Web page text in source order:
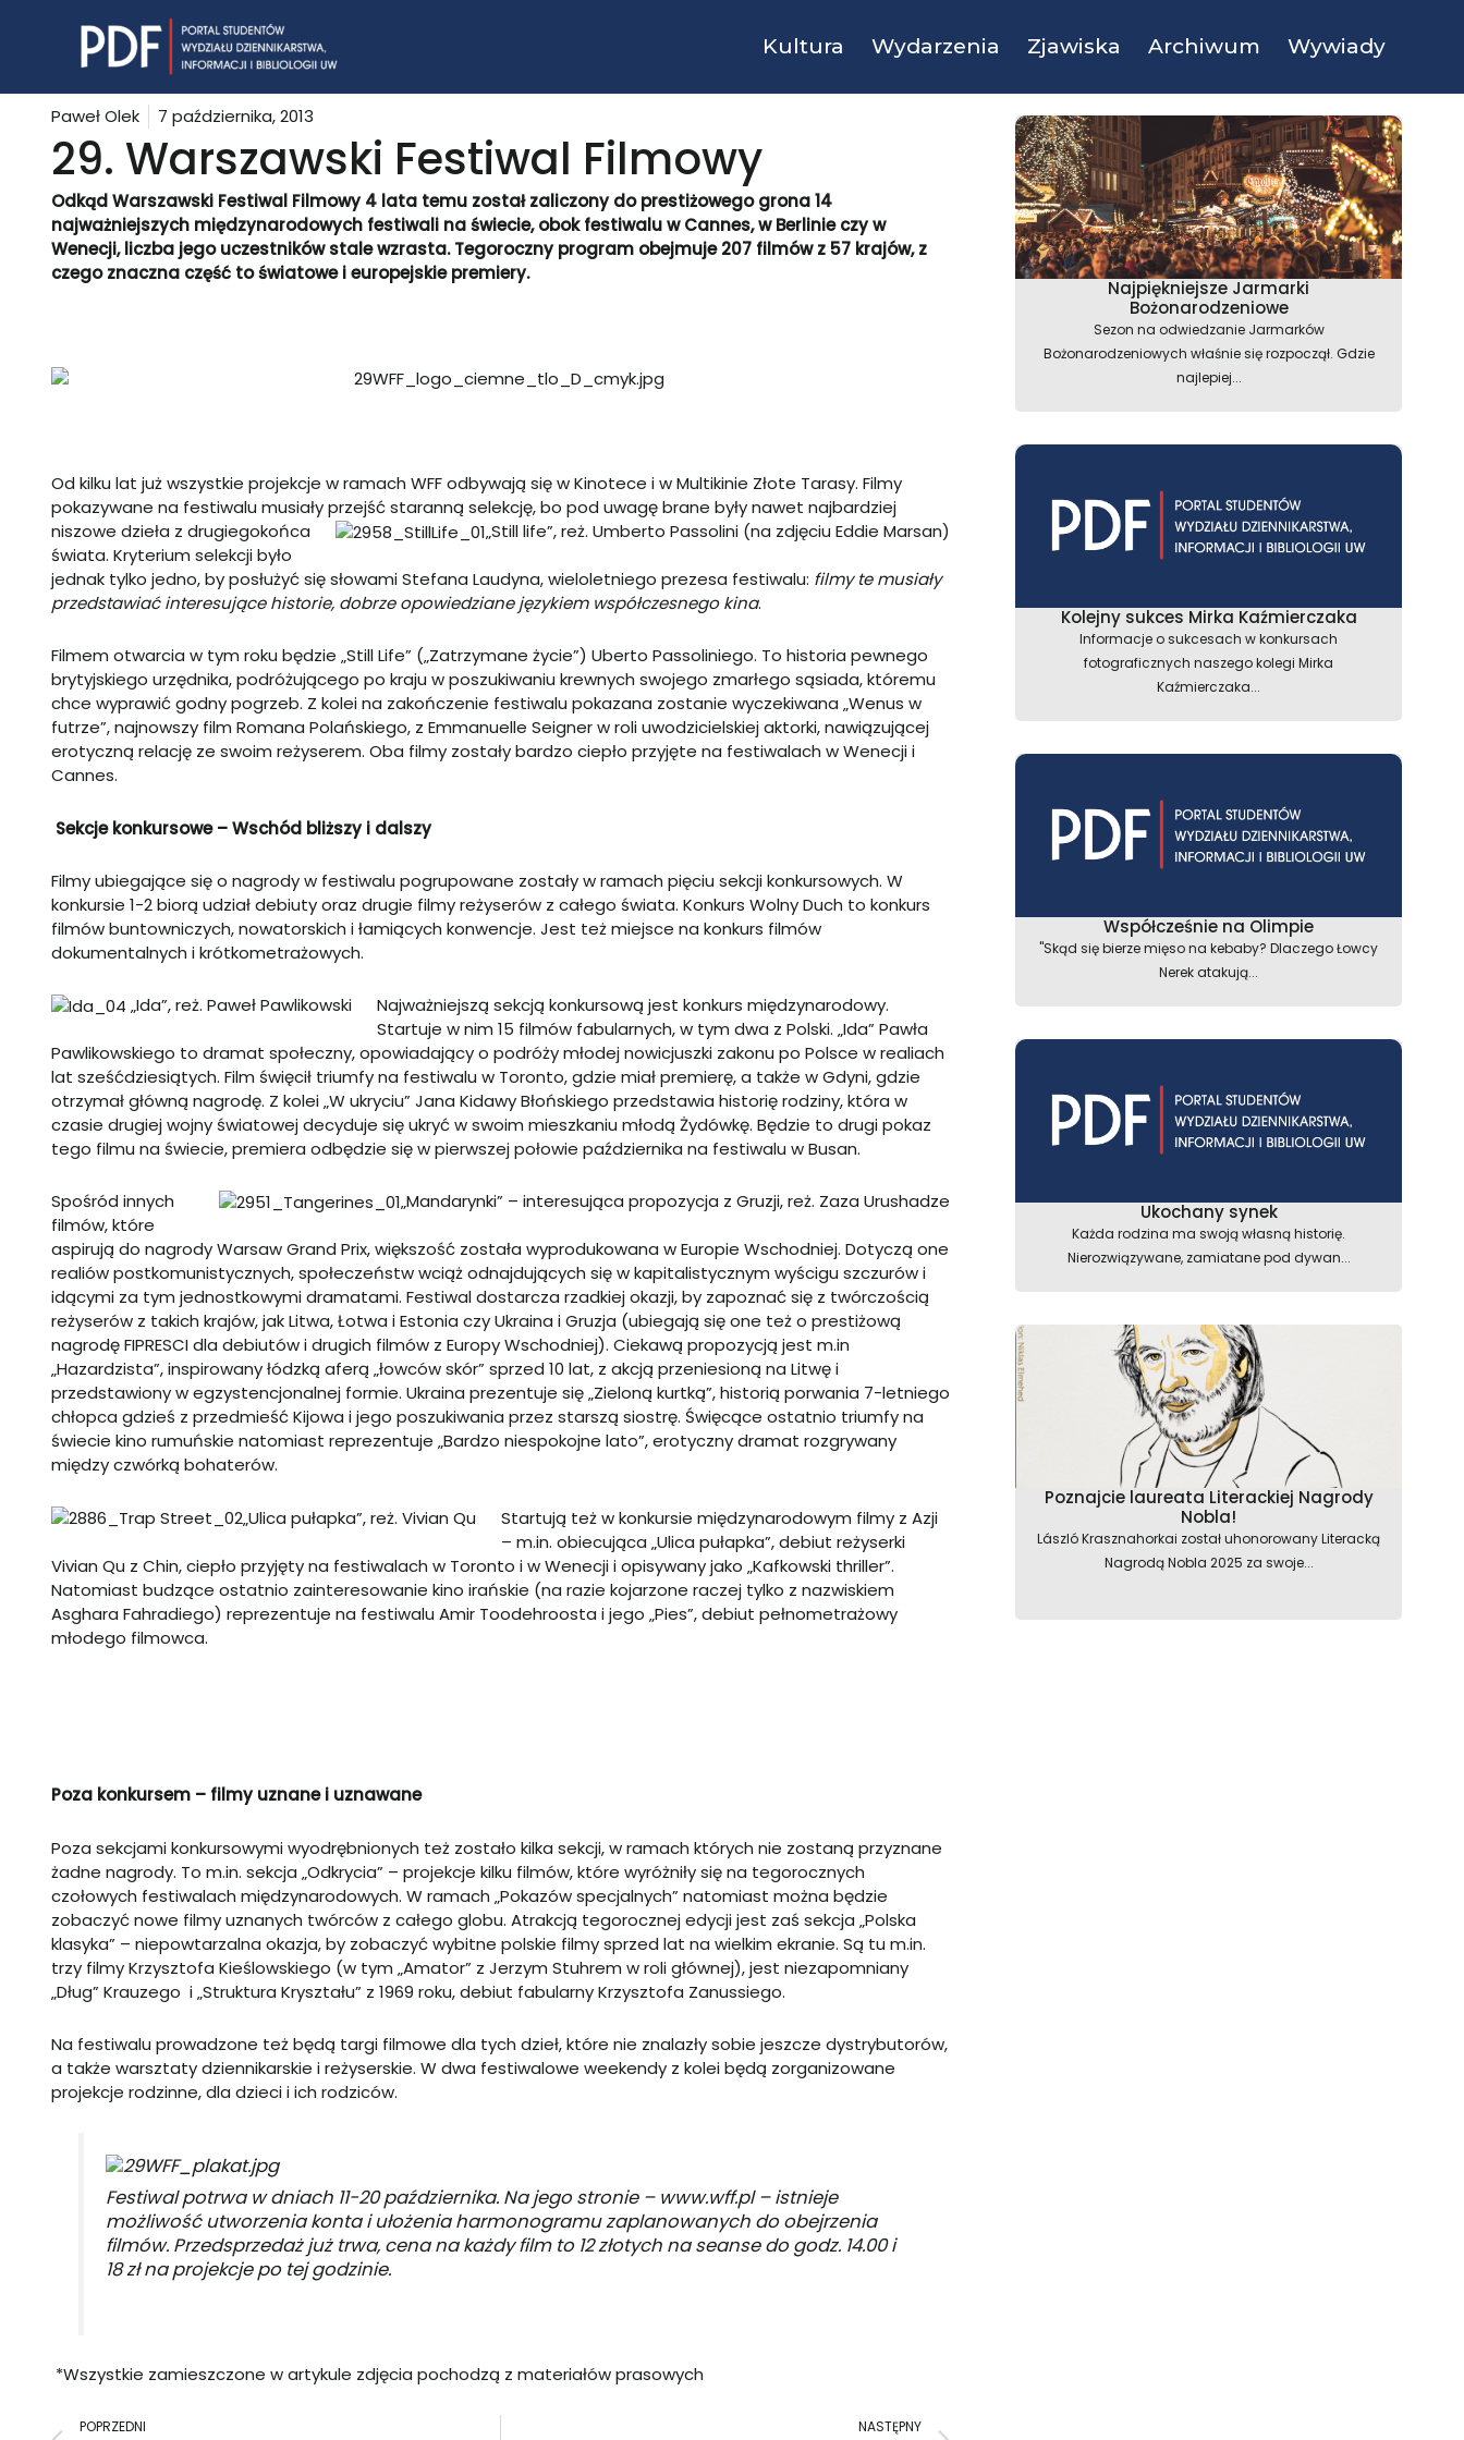
Kultura Wydarzenia Zjawiska Archiwum Wywiady
Paweł Olek 7 października, 2013
29. Warszawski Festiwal Filmowy
Odkąd Warszawski Festiwal Filmowy 4 lata temu został zaliczony do prestiżowego grona 14
najważniejszych międzynarodowych festiwali na świecie, obok festiwalu w Cannes, w Berlinie czy w
Wenecji, liczba jego uczestników stale wzrasta. Tegoroczny program obejmuje 207 filmów z 57 krajów, z
czego znaczna część to światowe i europejskie premiery.
Od kilku lat już wszystkie projekcje w ramach WFF odbywają się w Kinotece i w Multikinie Złote Tarasy. Filmy
pokazywane na festiwalu musiały przejść staranną selekcję, bo pod uwagę brane były nawet najbardziej
niszowe dzieła z
„Still life”, reż. Umberto Passolini (na zdjęciu Eddie Marsan)
drugiegokońca
świata. Kryterium selekcji było
jednak tylko jedno, by posłużyć się słowami Stefana Laudyna, wieloletniego prezesa festiwalu: filmy te musiały
przedstawiać interesujące historie, dobrze opowiedziane językiem współczesnego kina.
Filmem otwarcia w tym roku będzie „Still Life” („Zatrzymane życie”) Uberto Passoliniego. To historia pewnego
brytyjskiego urzędnika, podróżującego po kraju w poszukiwaniu krewnych swojego zmarłego sąsiada, któremu
chce wyprawić godny pogrzeb. Z kolei na zakończenie festiwalu pokazana zostanie wyczekiwana „Wenus w
futrze”, najnowszy film Romana Polańskiego, z Emmanuelle Seigner w roli uwodzicielskiej aktorki, nawiązującej
erotyczną relację ze swoim reżyserem. Oba filmy zostały bardzo ciepło przyjęte na festiwalach w Wenecji i
Cannes.
Sekcje konkursowe – Wschód bliższy i dalszy
Filmy ubiegające się o nagrody w festiwalu pogrupowane zostały w ramach pięciu sekcji konkursowych. W
konkursie 1-2 biorą udział debiuty oraz drugie filmy reżyserów z całego świata. Konkurs Wolny Duch to konkurs
filmów buntowniczych, nowatorskich i łamiących konwencje. Jest też miejsce na konkurs filmów
dokumentalnych i krótkometrażowych.
„Ida”, reż. Paweł Pawlikowski
Najważniejszą sekcją konkursową jest konkurs międzynarodowy.
Startuje w nim 15 filmów fabularnych, w tym dwa z Polski. „Ida” Pawła
Pawlikowskiego to dramat społeczny, opowiadający o podróży młodej nowicjuszki zakonu po Polsce w realiach
lat sześćdziesiątych. Film święcił triumfy na festiwalu w Toronto, gdzie miał premierę, a także w Gdyni, gdzie
otrzymał główną nagrodę. Z kolei „W ukryciu” Jana Kidawy Błońskiego przedstawia historię rodziny, która w
czasie drugiej wojny światowej decyduje się ukryć w swoim mieszkaniu młodą Żydówkę. Będzie to drugi pokaz
tego filmu na świecie, premiera odbędzie się w pierwszej połowie października na festiwalu w Busan.
„Mandarynki” – interesująca propozycja z Gruzji, reż. Zaza Urushadze
Spośród innych
filmów, które
aspirują do nagrody Warsaw Grand Prix, większość została wyprodukowana w Europie Wschodniej. Dotyczą one
realiów postkomunistycznych, społeczeństw wciąż odnajdujących się w kapitalistycznym wyścigu szczurów i
idącymi za tym jednostkowymi dramatami. Festiwal dostarcza rzadkiej okazji, by zapoznać się z twórczością
reżyserów z takich krajów, jak Litwa, Łotwa i Estonia czy Ukraina i Gruzja (ubiegają się one też o prestiżową
nagrodę FIPRESCI dla debiutów i drugich filmów z Europy Wschodniej). Ciekawą propozycją jest m.in
„Hazardzista”, inspirowany łódzką aferą „łowców skór” sprzed 10 lat, z akcją przeniesioną na Litwę i
przedstawiony w egzystencjonalnej formie. Ukraina prezentuje się „Zieloną kurtką”, historią porwania 7-letniego
chłopca gdzieś z przedmieść Kijowa i jego poszukiwania przez starszą siostrę. Święcące ostatnio triumfy na
świecie kino rumuńskie natomiast reprezentuje „Bardzo niespokojne lato”, erotyczny dramat rozgrywany
między czwórką bohaterów.
„Ulica pułapka”, reż. Vivian Qu
Startują też w konkursie międzynarodowym filmy z Azji
– m.in. obiecująca „Ulica pułapka”, debiut reżyserki
Vivian Qu z Chin, ciepło przyjęty na festiwalach w Toronto i w Wenecji i opisywany jako „Kafkowski thriller”.
Natomiast budzące ostatnio zainteresowanie kino irańskie (na razie kojarzone raczej tylko z nazwiskiem
Asghara Fahradiego) reprezentuje na festiwalu Amir Toodehroosta i jego „Pies”, debiut pełnometrażowy
młodego filmowca.
Poza konkursem – filmy uznane i uznawane
Poza sekcjami konkursowymi wyodrębnionych też zostało kilka sekcji, w ramach których nie zostaną przyznane
żadne nagrody. To m.in. sekcja „Odkrycia” – projekcje kilku filmów, które wyróżniły się na tegorocznych
czołowych festiwalach międzynarodowych. W ramach „Pokazów specjalnych” natomiast można będzie
zobaczyć nowe filmy uznanych twórców z całego globu. Atrakcją tegorocznej edycji jest zaś sekcja „Polska
klasyka” – niepowtarzalna okazja, by zobaczyć wybitne polskie filmy sprzed lat na wielkim ekranie. Są tu m.in.
trzy filmy Krzysztofa Kieślowskiego (w tym „Amator” z Jerzym Stuhrem w roli głównej), jest niezapomniany
„Dług” Krauzego i „Struktura Kryształu” z 1969 roku, debiut fabularny Krzysztofa Zanussiego.
Na festiwalu prowadzone też będą targi filmowe dla tych dzieł, które nie znalazły sobie jeszcze dystrybutorów,
a także warsztaty dziennikarskie i reżyserskie. W dwa festiwalowe weekendy z kolei będą zorganizowane
projekcje rodzinne, dla dzieci i ich rodziców.
Festiwal potrwa w dniach 11-20 października. Na jego stronie – www.wff.pl– istnieje
możliwość utworzenia konta i ułożenia harmonogramu zaplanowanych do obejrzenia
filmów. Przedsprzedaż już trwa, cena na każdy film to 12 złotych na seanse do godz. 14.00 i
18 zł na projekcje po tej godzinie.
*Wszystkie zamieszczone w artykule zdjęcia pochodzą z materiałów prasowych
Prev
POPRZEDNI NASTĘPNY
Najpiękniejsze Jarmarki
Bożonarodzeniowe
Sezon na odwiedzanie Jarmarków
Bożonarodzeniowych właśnie się rozpoczął. Gdzie
najlepiej...
Kolejny sukces Mirka Kaźmierczaka
Informacje o sukcesach w konkursach
fotograficznych naszego kolegi Mirka
Kaźmierczaka...
Współcześnie na Olimpie
"Skąd się bierze mięso na kebaby? Dlaczego Łowcy
Nerek atakują...
Ukochany synek
Każda rodzina ma swoją własną historię.
Nierozwiązywane, zamiatane pod dywan...
Poznajcie laureata Literackiej Nagrody
Nobla!
László Krasznahorkai został uhonorowany Literacką
Nagrodą Nobla 2025 za swoje...